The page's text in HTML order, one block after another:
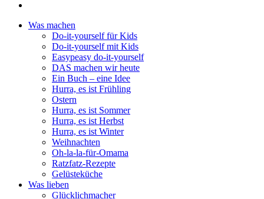
Was machen
Do-it-yourself für Kids
Do-it-yourself mit Kids
Easypeasy do-it-yourself
DAS machen wir heute
Ein Buch – eine Idee
Hurra, es ist Frühling
Ostern
Hurra, es ist Sommer
Hurra, es ist Herbst
Hurra, es ist Winter
Weihnachten
Oh-la-la-für-Omama
Ratzfatz-Rezepte
Gelüsteküche
Was lieben
Glücklichmacher